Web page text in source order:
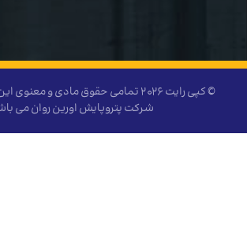
© کپی رایت ۲۰۲۶ تمامی حقوق مادی و
شركت پتروپایش اورین روان می